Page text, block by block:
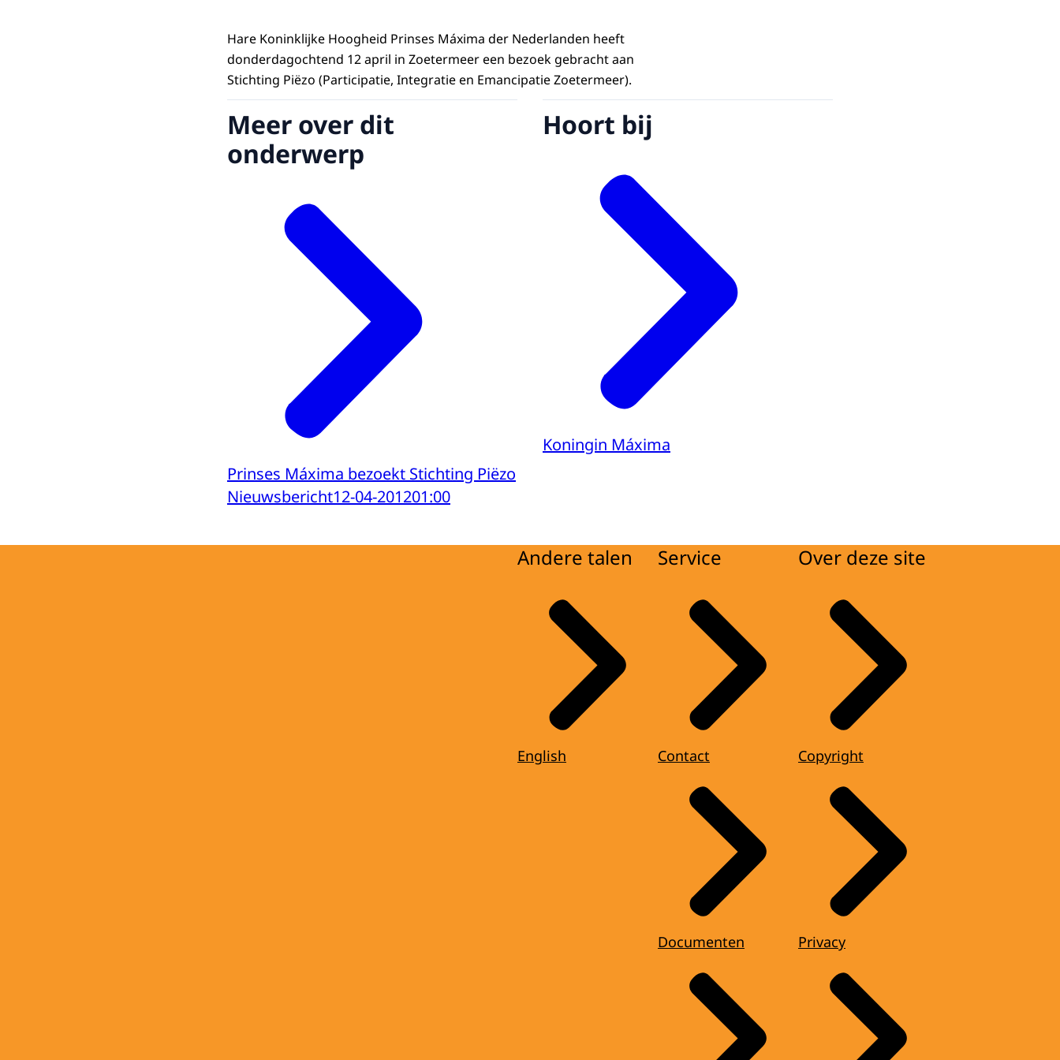
Hare Koninklijke Hoogheid Prinses Máxima der Nederlanden heeft
donderdagochtend 12 april in Zoetermeer een bezoek gebracht aan
Stichting Piëzo (Participatie, Integratie en Emancipatie Zoetermeer).
Meer over dit
onderwerp
Prinses Máxima bezoekt Stichting Piëzo
Nieuwsbericht12-04-201201:00
Hoort bij
Koningin Máxima
Andere talen
English
Service
Contact
Documenten
Over deze site
Copyright
Privacy